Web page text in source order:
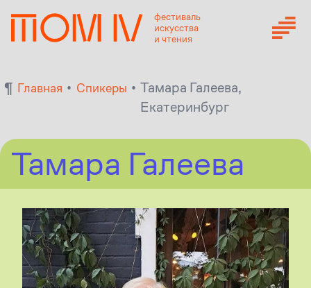
фестиваль
искусства
и чтения
¶ Главная • Спикеры • Тамара Галеева,
Екатеринбург
Тамара Галеева